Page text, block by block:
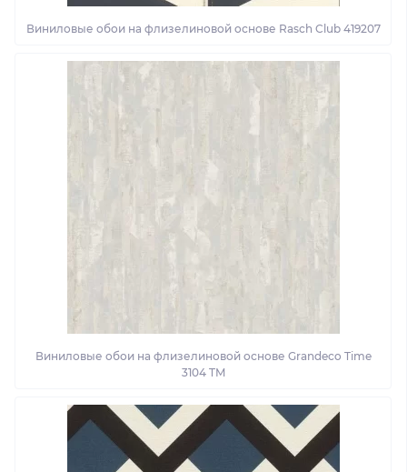
Виниловые обои на флизелиновой основе Rasch Club 419207
Виниловые обои на флизелиновой основе Grandeco Time
3104 TM